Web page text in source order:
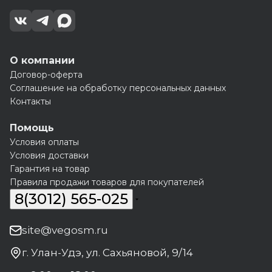
О компании
Договор-оферта
Соглашение на обработку персональных данных
Контакты
Помощь
Условия оплаты
Условия доставки
Гарантия на товар
Правила продажи товаров для покупателей
8(3012) 565-025
site@vegosm.ru
г. Улан-Удэ, ул. Сахьяновой, 9/14